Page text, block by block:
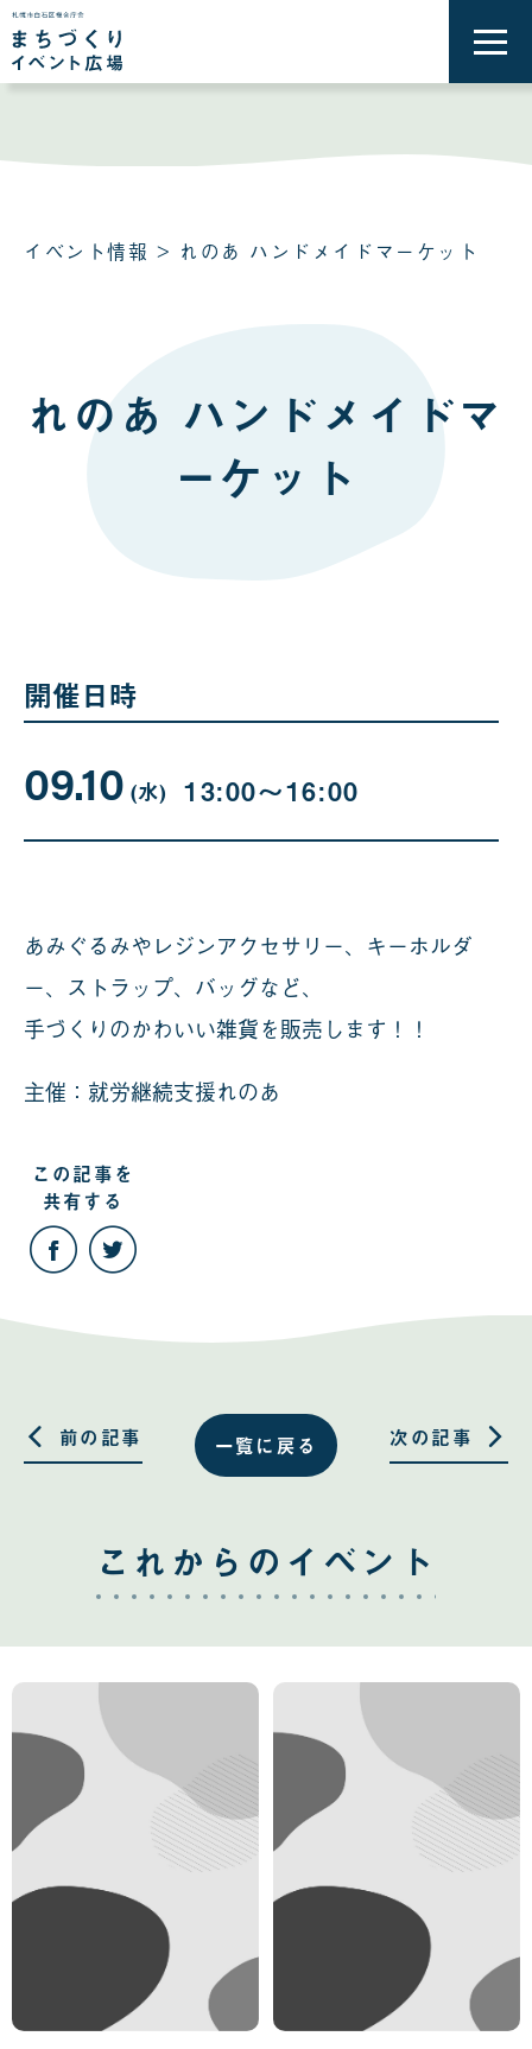
ニ
イベント情報 > れのあ ハンドメイドマーケット
れのあ ハンドメイドマ
ーケット
開催日時
09.10月
日
(水日
) 13:00〜16:00
あみぐるみやレジンアクセサリー、キーホルダ
ー、ストラップ、バッグなど、
手づくりのかわいい雑貨を販売します！！
主催：就労継続支援れのあ
この記事を
共有する
こ
の
記
Facebook
る
Twitter
る 一覧に戻る
前の記事 次の記事
これからのイベント